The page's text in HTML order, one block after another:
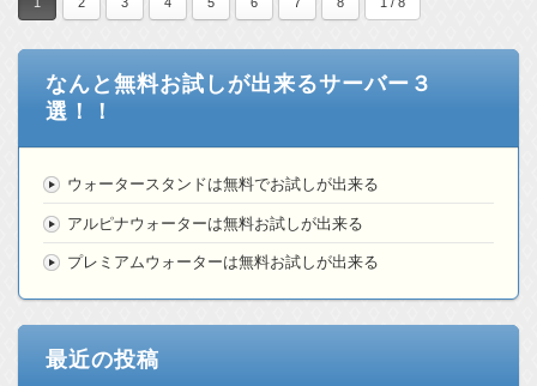
なんと無料お試しが出来るサーバー３
選！！
ウォータースタンドは無料でお試しが出来る
アルピナウォーターは無料お試しが出来る
プレミアムウォーターは無料お試しが出来る
最近の投稿